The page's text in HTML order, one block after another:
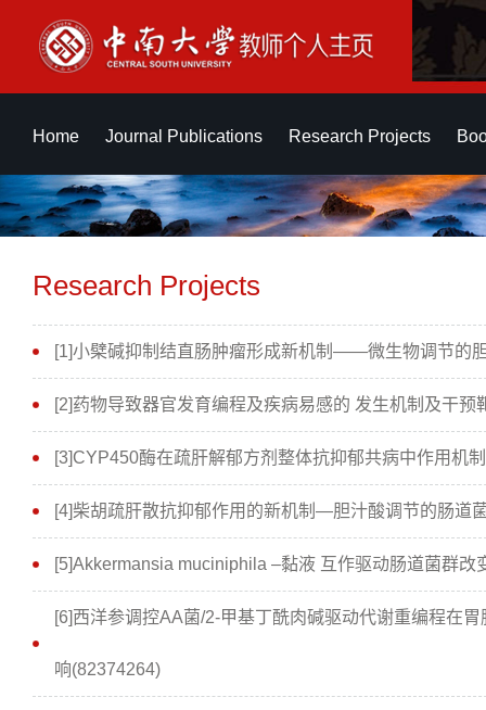
Home Journal Publications Research Projects
Research Projects
[1]小檗碱抑制结直肠肿瘤形成新机制——微生物调节的
[2]药物导致器官发育编程及疾病易感的 发生机制及干预
[3]CYP450酶在疏肝解郁方剂整体抗抑郁共病中作用机
[4]柴胡疏肝散抗抑郁作用的新机制—胆汁酸调节的肠道
[5]Akkermansia muciniphila –黏液 互作驱动肠道菌群
[6]西洋参调控AA菌/2-甲基丁酰肉碱驱动代谢重编程在
响(82374264)